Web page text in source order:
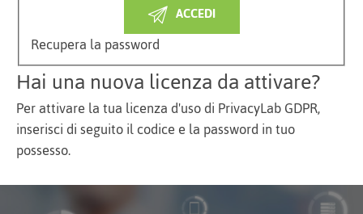
ACCEDI
Recupera la password
Hai una nuova licenza da attivare?
Per attivare la tua licenza d'uso di PrivacyLab GDPR,
inserisci di seguito il codice e la password in tuo
possesso.